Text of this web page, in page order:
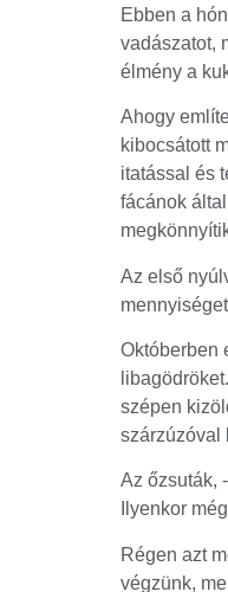
Ebben a
vadászatot,
élmény a
Ahogy
kibocsátott
itatással és
fácánok
Az első
Októberben
szépen
szárzúzóval
Az őzsuták,
Ilyenkor
Régen azt
végzünk,